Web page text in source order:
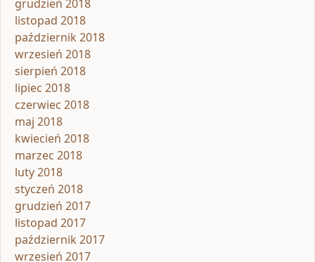
grudzień 2018
listopad 2018
październik 2018
wrzesień 2018
sierpień 2018
lipiec 2018
czerwiec 2018
maj 2018
kwiecień 2018
marzec 2018
luty 2018
styczeń 2018
grudzień 2017
listopad 2017
październik 2017
wrzesień 2017